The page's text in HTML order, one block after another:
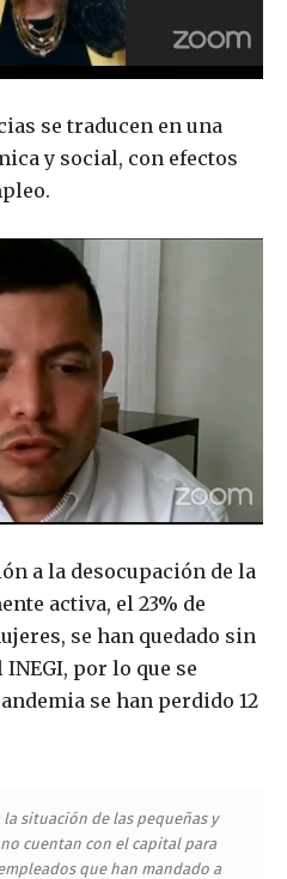
se traducen en una
y social, con efectos
a la desocupación de la
activa, el 23% de
se han quedado sin
por lo que se
se han perdido 12
situación de las pequeñas y
cuentan con el capital para
que han mandado a